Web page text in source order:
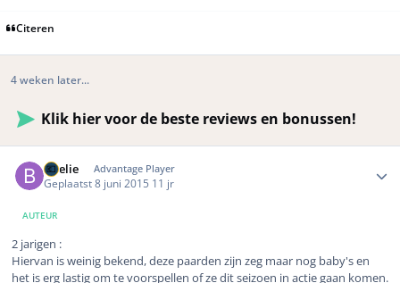
Citeren
4 weken later...
Klik hier voor de beste reviews en bonussen!
Boelie Advantage Player
Geplaatst8 juni 2015 11 jr
AUTEUR
2 jarigen :
Hiervan is weinig bekend, deze paarden zijn zeg maar nog baby's en
het is erg lastig om te voorspellen of ze dit seizoen in actie gaan komen.